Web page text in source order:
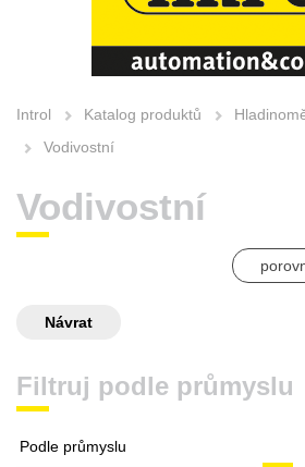
Introl Katalog produktů
Vodivostní
Vodivostní
Návrat
Filtruj podle průmyslu
Podle průmyslu